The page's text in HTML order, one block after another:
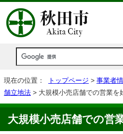
現在の位置： トップページ > 事業者
舗立地法 > 大規模小売店舗での営業を
大規模小売店舗での営